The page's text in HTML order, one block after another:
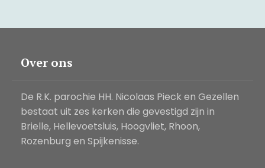
Over ons
De R.K. parochie HH. Nicolaas Pieck en Gezellen
bestaat uit zes kerken die gevestigd zijn in
Brielle, Hellevoetsluis, Hoogvliet, Rhoon,
Rozenburg en Spijkenisse.